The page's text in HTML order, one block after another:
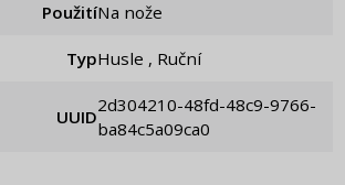
Použití Na nože
Typ Husle , Ruční
UUID
2d304210-48fd-48c9-9766-
ba84c5a09ca0